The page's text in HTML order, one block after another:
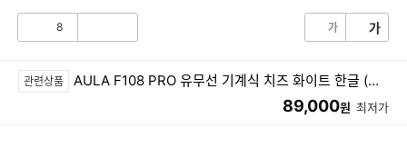
8 가 가
관련상품 AULA F108 PRO 유무선 기계식 치즈 화이트 한글 (저소음 바다축)
89,000원 최저가